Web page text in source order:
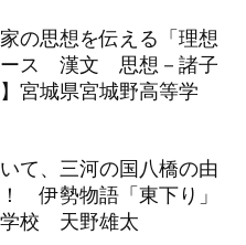
思想を伝える「理想
ース 漢文 思想－諸子
宮城県宮城野高等学
、三河の国八橋の由
伊勢物語「東下り」
学校 天野雄太